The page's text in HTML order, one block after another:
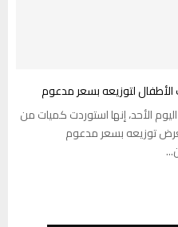
الأطفال لتوزيعه بسعر مدعوم
الأحد، إنها استوردت كميات من
توزيعه بسعر مدعوم